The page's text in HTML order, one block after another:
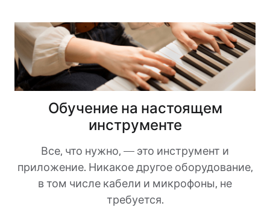
Обучение на настоящем
инструменте
Все, что нужно, — это инструмент и
приложение. Никакое другое оборудование,
в том числе кабели и микрофоны, не
требуется.